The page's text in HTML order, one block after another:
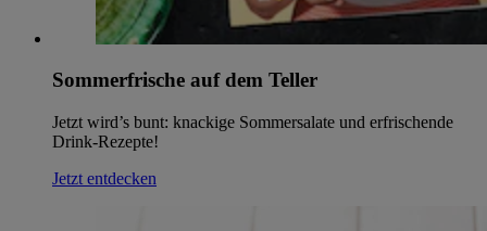
Sommerfrische auf dem Teller
Jetzt wird’s bunt: knackige Sommersalate und erfrischende
Drink-Rezepte!
Jetzt entdecken